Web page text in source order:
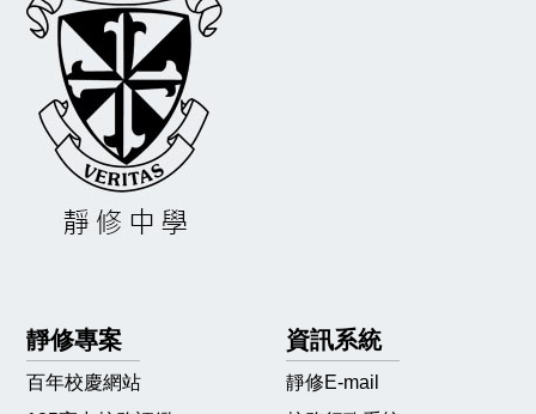
靜修專案
百年校慶網站
資訊系統
靜修E-mail